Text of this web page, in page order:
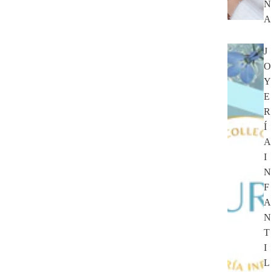
N
A
J
O
Y
E
R
Í
A
I
N
F
A
N
T
I
L